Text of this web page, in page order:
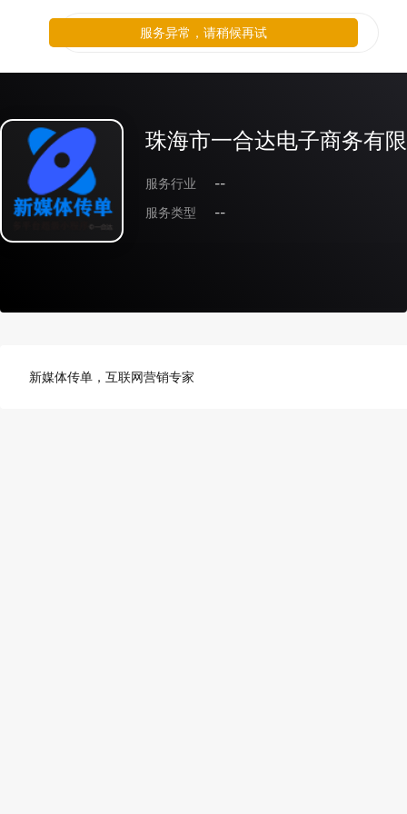
珠海市一合达电子商务有
服务行业
--
服务类型
--
新媒体传单，互联网营销专家
服务异常，请稍候再试